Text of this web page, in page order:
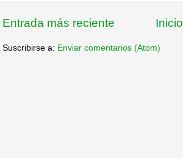
Entrada más reciente Inicio
Suscribirse a: Enviar comentarios (Atom)